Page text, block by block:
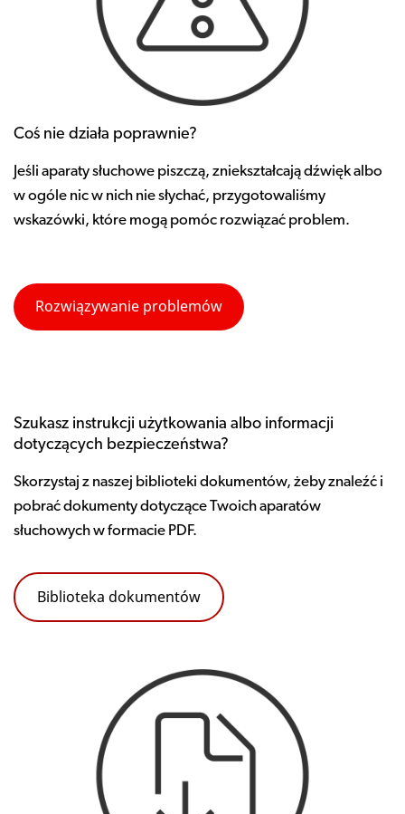
Coś nie działa poprawnie?
Jeśli aparaty słuchowe piszczą, zniekształcają dźwięk albo
w ogóle nic w nich nie słychać, przygotowaliśmy
wskazówki, które mogą pomóc rozwiązać problem.
Rozwiązywanie problemów
Szukasz instrukcji użytkowania albo informacji
dotyczących bezpieczeństwa?
Skorzystaj z naszej biblioteki dokumentów, żeby znaleźć i
pobrać dokumenty dotyczące Twoich aparatów
słuchowych w formacie PDF.
Biblioteka dokumentów